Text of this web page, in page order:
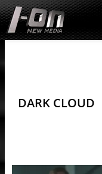
Skip
to
content
DARK CLOUD